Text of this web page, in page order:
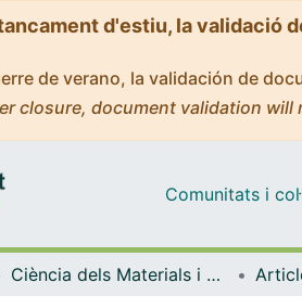
d'estiu, la validació
de verano, la validación de
closure, document validation
Comunitats i
Ciència dels Materials i Química Física